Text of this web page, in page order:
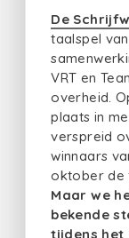
De
taalspel
VRT en
overheid.
plaats in
verspreid
winnaars
oktober de
Maar we
bekende
tijdens het